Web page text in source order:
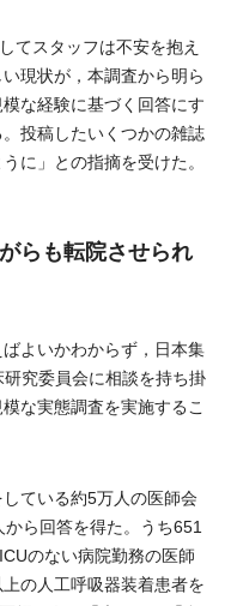
てスタッフは不安を抱え
現状が，本調査から明ら
な経験に基づく回答にす
投稿したいくつかの雑誌
に」との指摘を受けた。
らも転院させられ
よいかわからず，日本集
究委員会に相談を持ち掛
な実態調査を実施するこ
ている約5万人の医師会
ら回答を得た。うち651
のない病院勤務の医師
の人工呼吸器装着患者を